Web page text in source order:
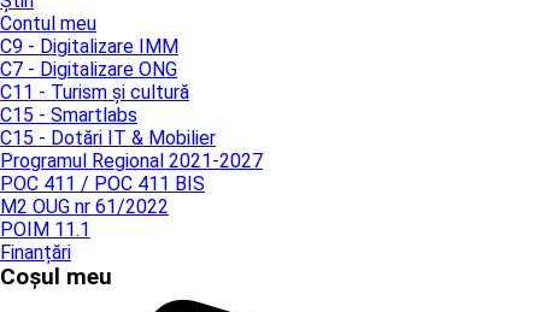
Contul meu
C9 - Digitalizare IMM
C7 - Digitalizare ONG
C11 - Turism și cultură
C15 - Smartlabs
C15 - Dotări IT & Mobilier
Programul Regional 2021-2027
POC 411 / POC 411 BIS
M2 OUG nr 61/2022
POIM 11.1
Finanțări
Coșul meu